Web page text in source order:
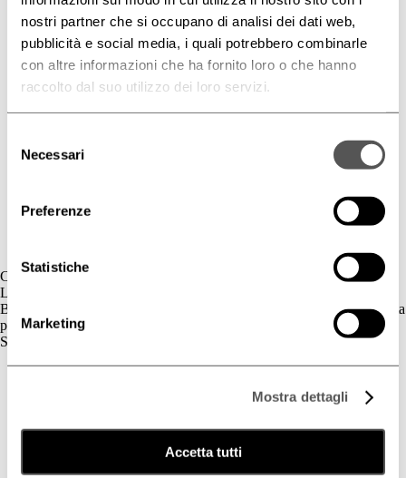
nostri partner che si occupano di analisi dei dati web,
pubblicità e social media, i quali potrebbero combinarle
con altre informazioni che ha fornito loro o che hanno
raccolto dal suo utilizzo dei loro servizi.
delNecessari
Preferenze
Statistiche
Marketing
Mostra dettagli
Accetta tutti
Contatti
L'azienda
BIOGENA è un’azienda cosmetica la cui gamma di prodotti è dedicata
principalmente al benessere della pelle.
Skincare
Fotoprotezione Dedicata